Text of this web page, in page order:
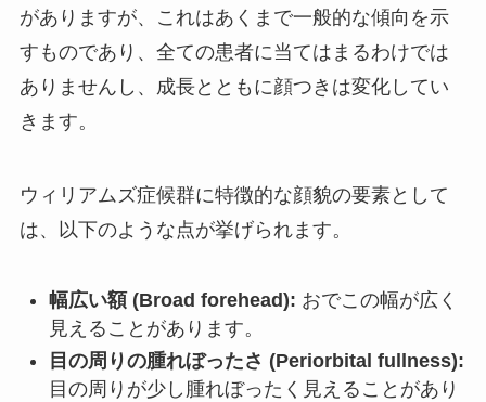
がありますが、これはあくまで一般的な傾向を示
すものであり、全ての患者に当てはまるわけでは
ありませんし、成長とともに顔つきは変化してい
きます。
ウィリアムズ症候群に特徴的な顔貌の要素として
は、以下のような点が挙げられます。
幅広い額 (Broad forehead): おでこの幅が広く
見えることがあります。
目の周りの腫れぼったさ (Periorbital fullness):
目の周りが少し腫れぼったく見えることがあり